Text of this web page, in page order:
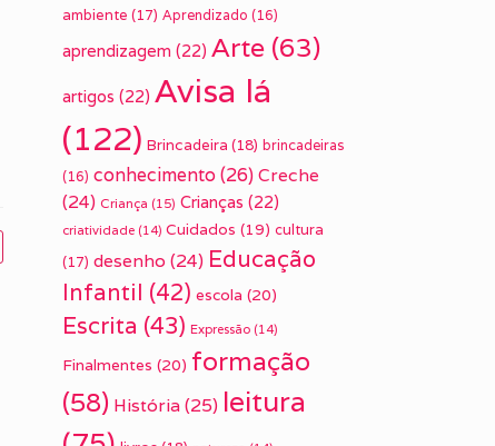
ambiente (17) Aprendizado (16)
aprendizagem (22) Arte (63)
artigos (22) Avisa lá
(122) Brincadeira (18) brincadeiras
(16) conhecimento(26) Creche
(24) Criança (15) Crianças (22)
criatividade (14) Cuidados (19) cultura
(17) desenho (24) Educação
Infantil (42) escola (20)
Escrita (43) Expressão (14)
Finalmentes (20) formação
(58) História(25) leitura